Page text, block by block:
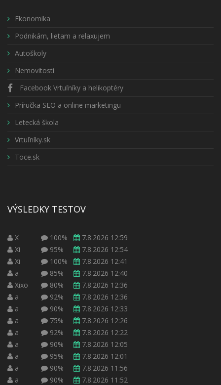
Ekonomika
Podnikám, lietam a relaxujem
Autoškoly
Nemovitosti
Facebook Vrtuľníky a helikoptéry
Príručka SEO a online marketingu
Letecká škola
Vrtuľníky.sk
Toce.sk
VÝSLEDKY TESTOV
X 100%
7.8.2026 12:59
Xi
95%
7.8.2026 12:54
Xi
100%
7.8.2026 12:41
a
85%
7.8.2026 12:40
Xixo
80%
7.8.2026 12:36
a
92%
7.8.2026 12:36
a
90%
7.8.2026 12:33
a
75%
7.8.2026 12:26
a
92%
7.8.2026 12:22
a
90%
7.8.2026 12:05
a
95%
7.8.2026 12:01
a
90%
7.8.2026 11:56
a
90%
7.8.2026 11:52